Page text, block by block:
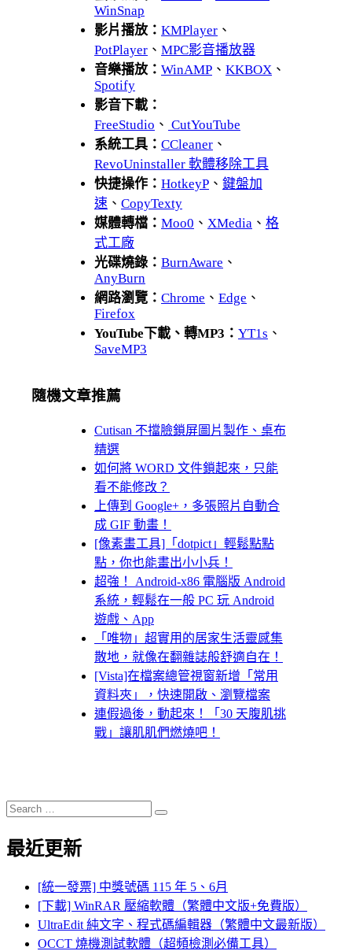
WinSnap
影片播放： KMPlayer 、
PotPlayer 、 MPC影音播放器
音樂播放： WinAMP 、 KKBOX 、
Spotify
影音下載：
FreeStudio 、 CutYouTube
系統工具： CCleaner 、
RevoUninstaller 軟體移除工具
快捷操作： HotkeyP 、 鍵盤加
速 、 CopyTexty
媒體轉檔： Moo0 、 XMedia 、 格
式工廠
光碟燒錄： BurnAware 、
AnyBurn
網路瀏覽： Chrome 、 Edge 、
Firefox
YouTube下載、轉MP3： YT1s 、
SaveMP3
隨機文章推薦
Cutisan 不擋臉鎖屏圖片製作、桌布
精選
如何將 WORD 文件鎖起來，只能
看不能修改？
上傳到 Google+，多張照片自動合
成 GIF 動畫！
[像素畫工具]「dotpict」輕鬆點點
點，你也能畫出小小兵！
超強！ Android-x86 電腦版 Android
系統，輕鬆在一般 PC 玩 Android
遊戲、App
「唯物」超實用的居家生活靈感集
散地，就像在翻雜誌般舒適自在！
[Vista]在檔案總管視窗新增「常用
資料夾」，快速開啟、瀏覽檔案
連假過後，動起來！「30 天腹肌挑
戰」讓肌肌們燃燒吧！
Search
for:
Search
最近更新
[統一發票] 中獎號碼 115 年 5、6月
[下載] WinRAR 壓縮軟體（繁體中文版+免費版）
UltraEdit 純文字、程式碼編輯器（繁體中文最新版）
OCCT 燒機測試軟體（超頻檢測必備工具）